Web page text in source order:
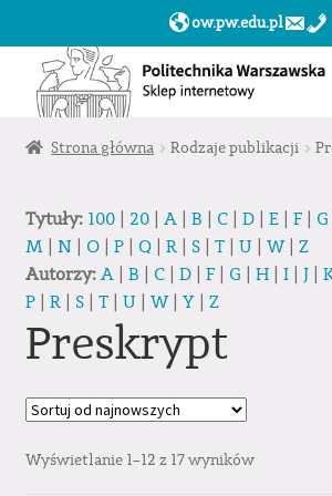
ow.pw.edu.pl
Przejdź
do
nawigacji
Przejdź
do
treści
Start
Moje konto
Obserwowane
Strona główna Rodzaje publikacji
Tytuły: 100| 20| A| B C| D| E| F| G
M| N| O| P| Q| R| S| T| U W| Z
Autorzy: A| B C| D| F| G H| I| J|
P| R| S| T| U W| Y| Z
Preskrypt
Wyświetlanie 1–12 z 17 wyników